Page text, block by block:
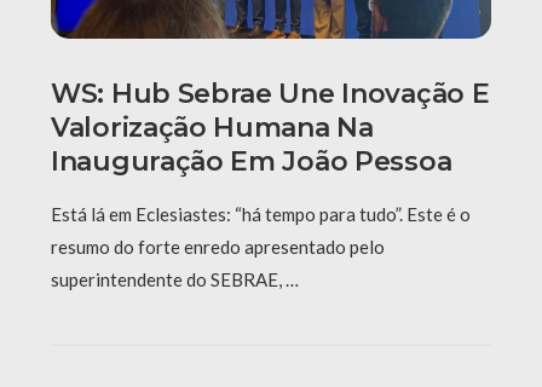
WS: Hub Sebrae Une Inovação E
Valorização Humana Na
Inauguração Em João Pessoa
Está lá em Eclesiastes: “há tempo para tudo”. Este é o
resumo do forte enredo apresentado pelo
superintendente do SEBRAE, …